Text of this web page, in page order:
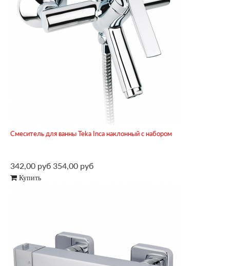
Смеситель для ванны Teka Inca наклонный с набором
342,00 руб 354,00 руб
Купить